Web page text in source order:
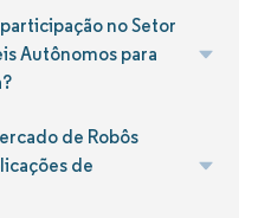
no Setor
Autônomos para
de Robôs
de